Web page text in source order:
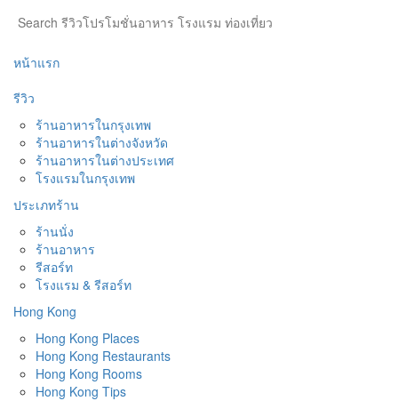
หน้าแรก
รีวิว
ร้านอาหารในกรุงเทพ
ร้านอาหารในต่างจังหวัด
ร้านอาหารในต่างประเทศ
โรงแรมในกรุงเทพ
ประเภทร้าน
ร้านนั่ง
ร้านอาหาร
รีสอร์ท
โรงแรม & รีสอร์ท
Hong Kong
Hong Kong Places
Hong Kong Restaurants
Hong Kong Rooms
Hong Kong Tips